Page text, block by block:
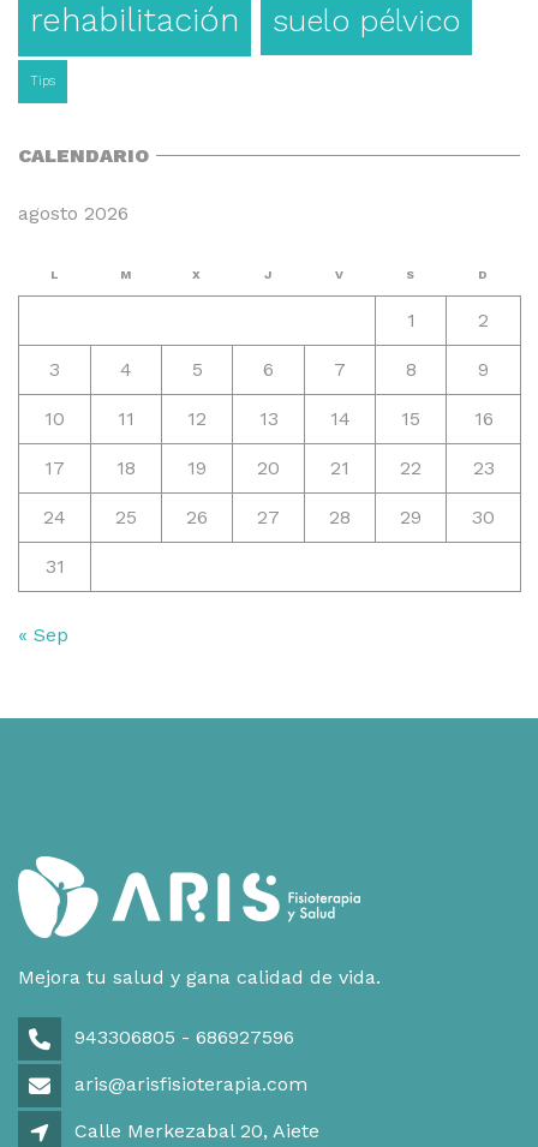
rehabilitación suelo pélvico
Tips
CALENDARIO
agosto 2026
L M X J V S D
1 2
3 4 5 6 7 8 9
10 11 12 13 14 15 16
17 18 19 20 21 22 23
24 25 26 27 28 29 30
31
« Sep
Mejora tu salud y gana calidad de vida.
943306805 - 686927596
aris@arisfisioterapia.com
Calle Merkezabal 20, Aiete